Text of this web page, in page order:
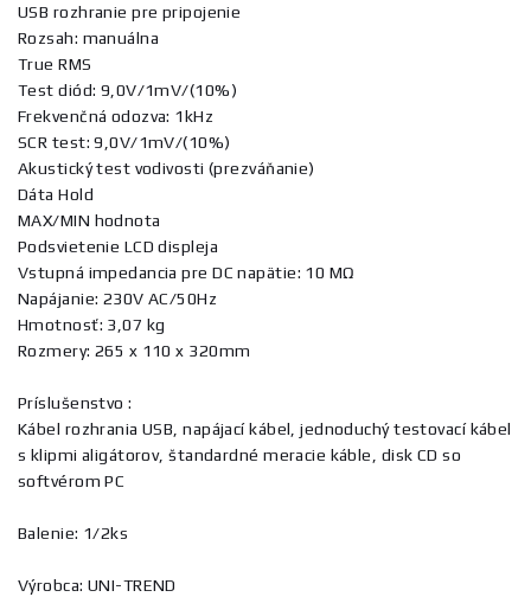
USB rozhranie pre pripojenie
Rozsah: manuálna
True RMS
Test diód: 9,0V/1mV/(10%)
Frekvenčná odozva: 1kHz
SCR test: 9,0V/1mV/(10%)
Akustický test vodivosti (prezváňanie)
Dáta Hold
MAX/MIN hodnota
Podsvietenie LCD displeja
Vstupná impedancia pre DC napätie: 10 MΩ
Napájanie: 230V AC/50Hz
Hmotnosť: 3,07 kg
Rozmery: 265 x 110 x 320mm
Príslušenstvo :
Kábel rozhrania USB, napájací kábel, jednoduchý testovací kábel
s klipmi aligátorov, štandardné meracie káble, disk CD so
softvérom PC
Balenie: 1/2ks
Výrobca: UNI-TREND